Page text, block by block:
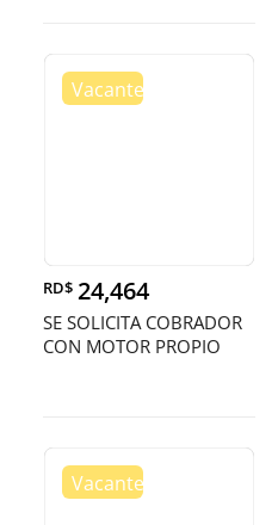
RD$ 24,464
SE SOLICITA COBRADOR
CON MOTOR PROPIO